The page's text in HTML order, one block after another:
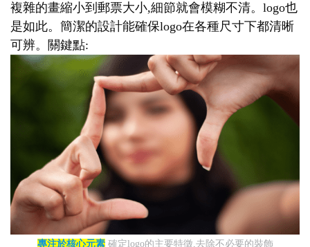
複雜的畫縮小到郵票大小,細節就會模糊不清。logo也
是如此。簡潔的設計能確保logo在各種尺寸下都清晰
可辨。關鍵點:
專注於核心元素確定logo的主要特徵,去除不必要的裝飾